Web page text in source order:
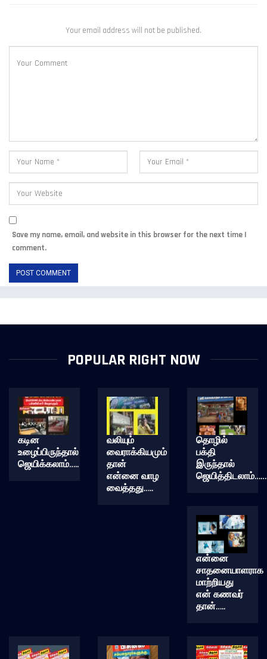
Your email address will not be published.
Save my name, email, and website in this browser for the next time I
comment.
POPULAR RIGHT NOW
கடின
உழைப்பிருந்தால்
ஜெயிக்கலாம்…..
வலியும்
வைராக்கியமும்
தான்
என்னை வாழ
வைத்தது…..
தொழில்
பக்தி
இருந்தால்
என்னை
சாதனையாளராக
மாற்றியது
என் கணவர்
தான்…..